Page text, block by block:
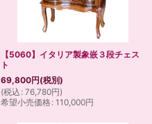
【5060】イタリア製象嵌３段チェス
ト
69,800円(税別)
(税込 : 76,780円)
希望小売価格: 110,000円